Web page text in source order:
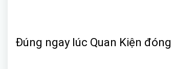
Đúng ngay lúc Quan Kiện